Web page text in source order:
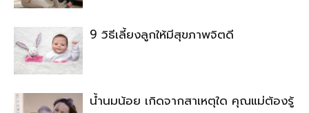
9 วิธีเลี้ยงลูกให้มีสุขภาพจิตดี
น้ำนมน้อย เกิดจากสาเหตุใด คุณแม่ต้องรู้